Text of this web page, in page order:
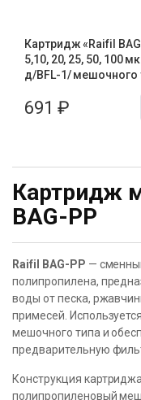
Картридж «Raifil
5,10, 20, 25, 50, 100
д/BFL-1/ мешочного
691 ₽
Картридж
BAG-PP
Raifil BAG-PP —
полипропилена,
воды от песка,
примесей.
мешочного типа и
предварительную
Конструкция
полипропиленовый